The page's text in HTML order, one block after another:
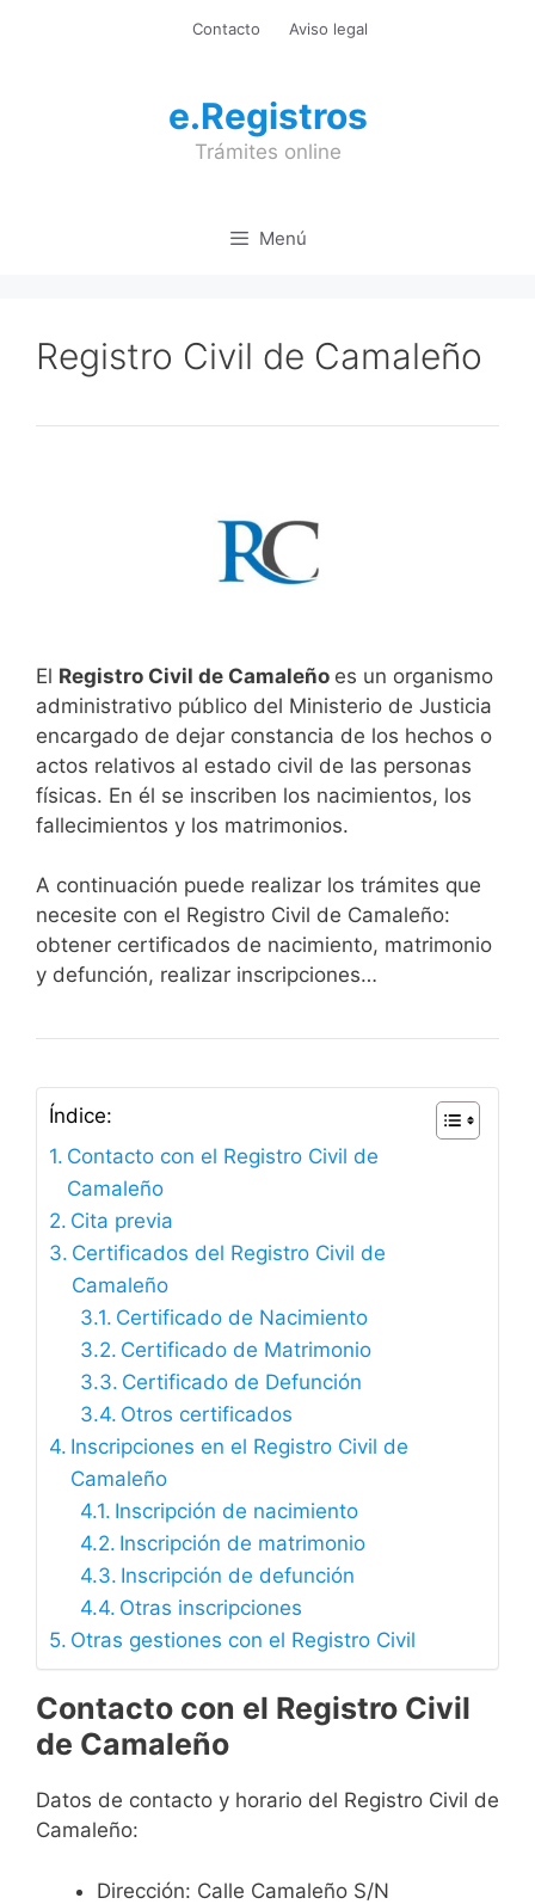
Contacto Aviso legal
e.Registros
Trámites online
Menú
Registro Civil de Camaleño
El Registro Civil de Camaleño es un organismo
administrativo público del Ministerio de Justicia
encargado de dejar constancia de los hechos o
actos relativos al estado civil de las personas
físicas. En él se inscriben los nacimientos, los
fallecimientos y los matrimonios.
A continuación puede realizar los trámites que
necesite con el Registro Civil de Camaleño:
obtener certificados de nacimiento, matrimonio
y defunción, realizar inscripciones…
Índice:
Contacto con el Registro Civil de
Camaleño
Cita previa
Certificados del Registro Civil de
Camaleño
Certificado de Nacimiento
Certificado de Matrimonio
Certificado de Defunción
Otros certificados
Inscripciones en el Registro Civil de
Camaleño
Inscripción de nacimiento
Inscripción de matrimonio
Inscripción de defunción
Otras inscripciones
Otras gestiones con el Registro Civil
Contacto con el Registro Civil
de Camaleño
Datos de contacto y horario del Registro Civil de
Camaleño:
Dirección: Calle Camaleño S/N